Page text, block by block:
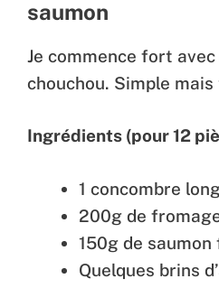
saumon
Je commence fort
chouchou. Simple
Ingrédients (pour 12
1 concombre
200g de
150g de saumon
Quelques brins